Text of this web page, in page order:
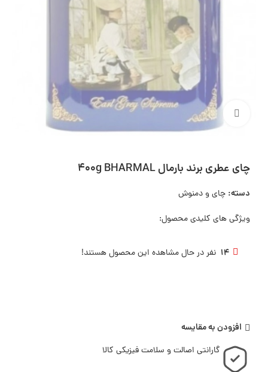
بزرگنمایی تصویر
چای عطری برند بارمال 400g BHARMAL
دسته: چای و دمنوش
ویژگی های کلیدی محصول:
14 نفر در حال مشاهده این محصول هستند!
افزودن به مقایسه
گارانتی اصالت و سلامت فیزیکی کالا